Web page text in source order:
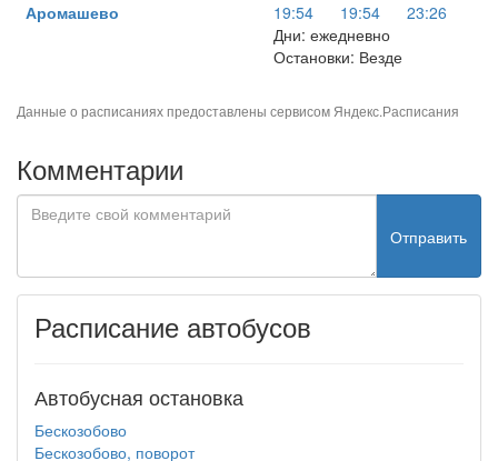
Аромашево
19:54 19:54
23:26
Дни: ежедневно
Остановки: Везде
Данные о расписаниях предоставлены сервисом Яндекс.Расписания
Комментарии
Отправить
Расписание автобусов
Автобусная остановка
Бескозобово
Бескозобово, поворот